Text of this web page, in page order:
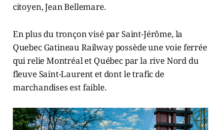
citoyen, Jean Bellemare.
En plus du tronçon visé par Saint-Jérôme, la
Quebec Gatineau Railway possède une voie ferrée
qui relie Montréal et Québec par la rive Nord du
fleuve Saint-Laurent et dont le trafic de
marchandises est faible.